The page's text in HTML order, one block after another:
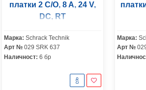
платки 2 C/O, 8 A, 24 V,
DC, RT
Марка: Schrack Technik
Арт № 029 SRK 637
Наличност: 6 бр
Марка:
Арт №